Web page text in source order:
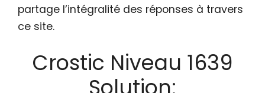
partage l’intégralité des réponses à travers
ce site.
Crostic Niveau 1639